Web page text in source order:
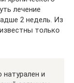
лечение
2 недель. Из
только
и